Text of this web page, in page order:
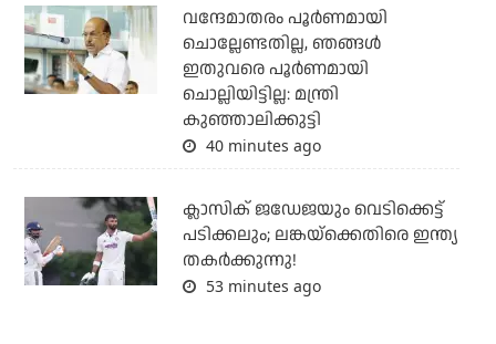
വന്ദേമാതരം പൂര്‍ണമായി
ചൊല്ലേണ്ടതില്ല, ഞങ്ങള്‍
ഇതുവരെ പൂര്‍ണമായി
ചൊല്ലിയിട്ടില്ല: മന്ത്രി
കുഞ്ഞാലിക്കുട്ടി
40 minutes ago
ക്ലാസിക് ജഡേജയും വെടിക്കെട്ട്
പടിക്കലും; ലങ്കയ്‌ക്കെതിരെ ഇന്ത്യ
തകര്‍ക്കുന്നു!
53 minutes ago